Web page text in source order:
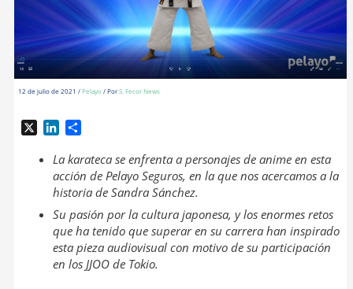
12 de julio de 2021 /Pelayo/ PorS. Fecor News
n
k
e
d
I
n
m
p
a
t
i
r
La karateca se enfrenta a personajes de anime en esta
acción de Pelayo Seguros, en la que nos acercamos a la
historia de Sandra Sánchez.
Su pasión por la cultura japonesa, y los enormes retos
que ha tenido que superar en su carrera han inspirado
esta pieza audiovisual con motivo de su participación
en los JJOO de Tokio.